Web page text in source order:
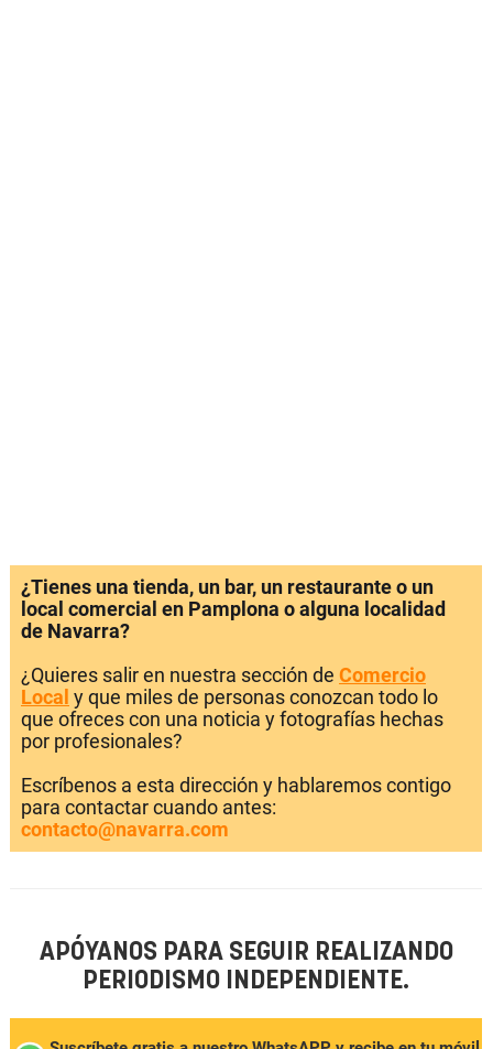
¿Tienes una tienda, un bar, un restaurante o un
local comercial en Pamplona o alguna localidad
de Navarra?
¿Quieres salir en nuestra sección de Comercio
Local y que miles de personas conozcan todo lo
que ofreces con una noticia y fotografías hechas
por profesionales?
Escríbenos a esta dirección y hablaremos contigo
para contactar cuando antes:
contacto@navarra.com
APÓYANOS PARA SEGUIR REALIZANDO
PERIODISMO INDEPENDIENTE.